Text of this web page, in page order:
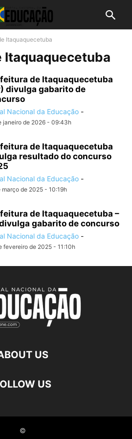
Itaquaquecetuba
Itaquaquecetuba
de Itaquaquecetuba
divulga gabarito de
Nacional da Educação -
janeiro de 2026 - 09:43h
de Itaquaquecetuba
resultado do concurso
Nacional da Educação -
março de 2025 - 10:19h
de Itaquaquecetuba –
gabarito de concurso
Nacional da Educação -
fevereiro de 2025 - 11:10h
US
US
©